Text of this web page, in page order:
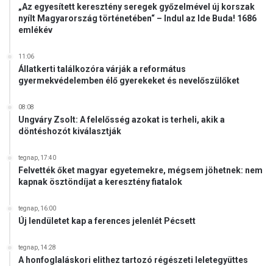
„Az egyesített keresztény seregek győzelmével új korszak
nyílt Magyarország történetében“ – Indul az Ide Buda! 1686
emlékév
11:06
Állatkerti találkozóra várják a református
gyermekvédelemben élő gyerekeket és nevelőszülőket
08:08
Ungváry Zsolt: A felelősség azokat is terheli, akik a
döntéshozót kiválasztják
tegnap, 17:40
Felvették őket magyar egyetemekre, mégsem jöhetnek: nem
kapnak ösztöndíjat a keresztény fiatalok
tegnap, 16:00
Új lendületet kap a ferences jelenlét Pécsett
tegnap, 14:28
A honfoglaláskori elithez tartozó régészeti leletegyüttes